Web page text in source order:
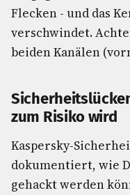
Flecken - und das
verschwindet.
beiden Kanälen
zum Risiko wird
Kaspersky-
dokumentiert, wie
gehackt werden